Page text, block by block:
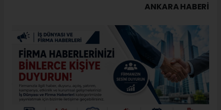
ANKARA HABERİ